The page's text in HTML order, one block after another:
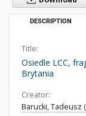
DESCRIPTION
Title:
Osiedle LCC,
Brytania
Creator:
Barucki, Tadeusz